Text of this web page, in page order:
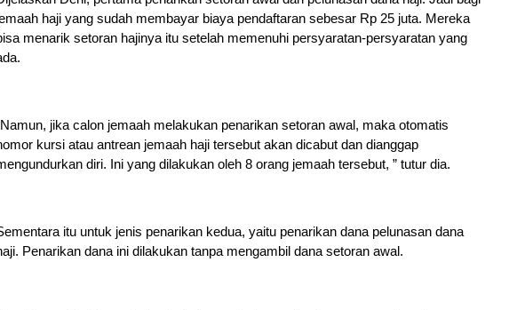
haji yang sudah membayar biaya pendaftaran sebesar Rp 25 juta. Mereka
menarik setoran hajinya itu setelah memenuhi persyaratan-persyaratan yang
jika calon jemaah melakukan penarikan setoran awal, maka otomatis
kursi atau antrean jemaah haji tersebut akan dicabut dan dianggap
diri. Ini yang dilakukan oleh 8 orang jemaah tersebut, ” tutur dia.
itu untuk jenis penarikan kedua, yaitu penarikan dana pelunasan dana
Penarikan dana ini dilakukan tanpa mengambil dana setoran awal.